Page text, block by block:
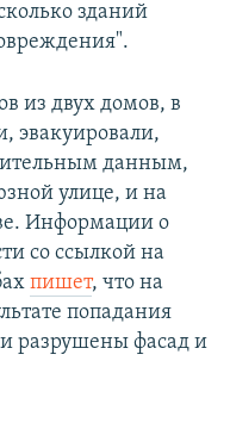
зданий
из двух домов, в
эвакуировали,
данным,
улице, и на
Информации о
со ссылкой на
пишет, что на
попадания
разрушены фасад и